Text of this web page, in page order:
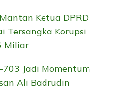
Ketua DPRD
Tersangka Korupsi
Miliar
Jadi Momentum
Ali Badrudin